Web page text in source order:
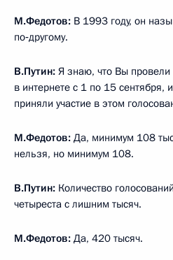
М.Федотов: В 1993 году, он
по‑другому.
В.Путин: Я знаю, что Вы провели
в интернете с 1 по 15 сентября,
приняли участие в этом
М.Федотов: Да, минимум 108
нельзя, но минимум 108.
В.Путин: Количество
четыреста с лишним тысяч.
М.Федотов: Да, 420 тысяч.